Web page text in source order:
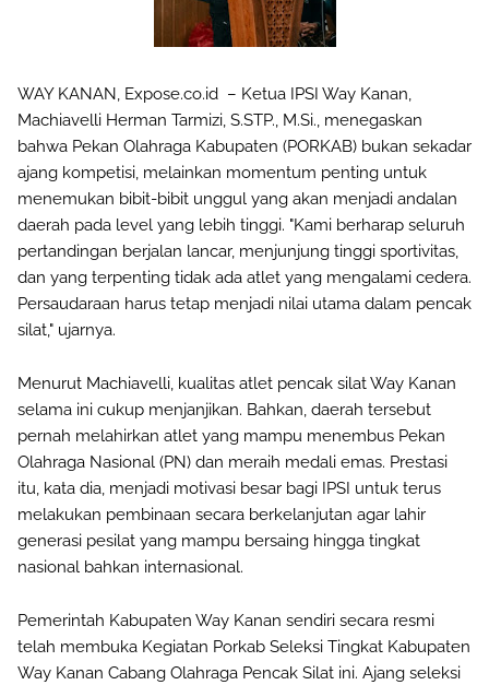
WAY KANAN, Expose.co.id – Ketua IPSI Way Kanan,
Machiavelli Herman Tarmizi, S.STP., M.Si., menegaskan
bahwa Pekan Olahraga Kabupaten (PORKAB) bukan sekadar
ajang kompetisi, melainkan momentum penting untuk
menemukan bibit-bibit unggul yang akan menjadi andalan
daerah pada level yang lebih tinggi. "Kami berharap seluruh
pertandingan berjalan lancar, menjunjung tinggi sportivitas,
dan yang terpenting tidak ada atlet yang mengalami cedera.
Persaudaraan harus tetap menjadi nilai utama dalam pencak
silat," ujarnya.
Menurut Machiavelli, kualitas atlet pencak silat Way Kanan
selama ini cukup menjanjikan. Bahkan, daerah tersebut
pernah melahirkan atlet yang mampu menembus Pekan
Olahraga Nasional (PN) dan meraih medali emas. Prestasi
itu, kata dia, menjadi motivasi besar bagi IPSI untuk terus
melakukan pembinaan secara berkelanjutan agar lahir
generasi pesilat yang mampu bersaing hingga tingkat
nasional bahkan internasional.
Pemerintah Kabupaten Way Kanan sendiri secara resmi
telah membuka Kegiatan Porkab Seleksi Tingkat Kabupaten
Way Kanan Cabang Olahraga Pencak Silat ini. Ajang seleksi